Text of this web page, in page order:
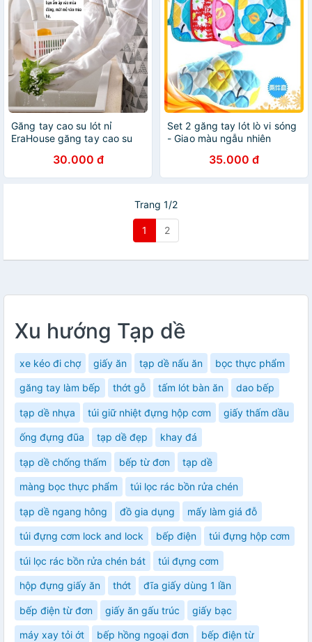
Găng tay cao su lót nỉ
EraHouse găng tay cao su
dài siêu bền chống hóa chất
ERH02
30.000 đ
Set 2 găng tay lót lò vi sóng
- Giao màu ngẫu nhiên
35.000 đ
Trang 1/2
1 2
Xu hướng Tạp dề
xe kéo đi chợ giấy ăn tạp dề nấu ăn bọc thực phẩm
găng tay làm bếp thớt gỗ tấm lót bàn ăn dao bếp
tạp dề nhựa túi giữ nhiệt đựng hộp cơm giấy thấm dầu
ống đựng đũa tạp dề đẹp khay đá
tạp dề chống thấm bếp từ đơn tạp dề
màng bọc thực phẩm túi lọc rác bồn rửa chén
tạp dề ngang hông đồ gia dụng mấy làm giá đỗ
túi đựng cơm lock and lock bếp điện túi đựng hộp cơm
túi lọc rác bồn rửa chén bát túi đựng cơm
hộp đựng giấy ăn thớt đĩa giấy dùng 1 lần
bếp điện từ đơn giấy ăn gấu trúc giấy bạc
máy xay tỏi ớt bếp hồng ngoại đơn bếp điện từ